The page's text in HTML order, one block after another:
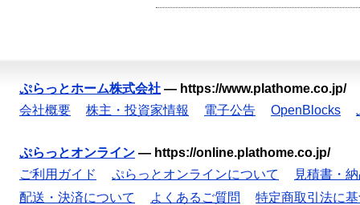
ぷらっとホーム株式会社 — https://www.plathome.co.jp/
会社概要
株主・投資家情報 電子公告 OpenBlocks
ぷらっとオンライン — https://online.plathome.co.jp/
ご利用ガイド
ぷらっとオンラインについて
見積書・
配送・決済について
よくあるご質問
特定商取引法に